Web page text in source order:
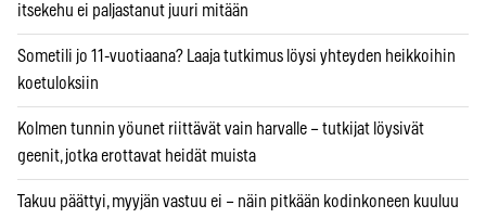
itsekehu ei paljastanut juuri mitään
Sometili jo 11-vuotiaana? Laaja tutkimus löysi yhteyden heikkoihin
koetuloksiin
Kolmen tunnin yöunet riittävät vain harvalle – tutkijat löysivät
geenit, jotka erottavat heidät muista
Takuu päättyi, myyjän vastuu ei – näin pitkään kodinkoneen kuuluu